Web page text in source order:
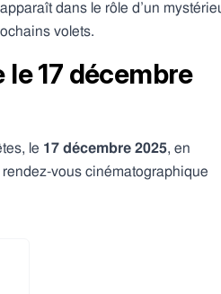
dans le rôle d’un
volets.
17 décembre
le 17 décembre 2025, en
vous cinématographique